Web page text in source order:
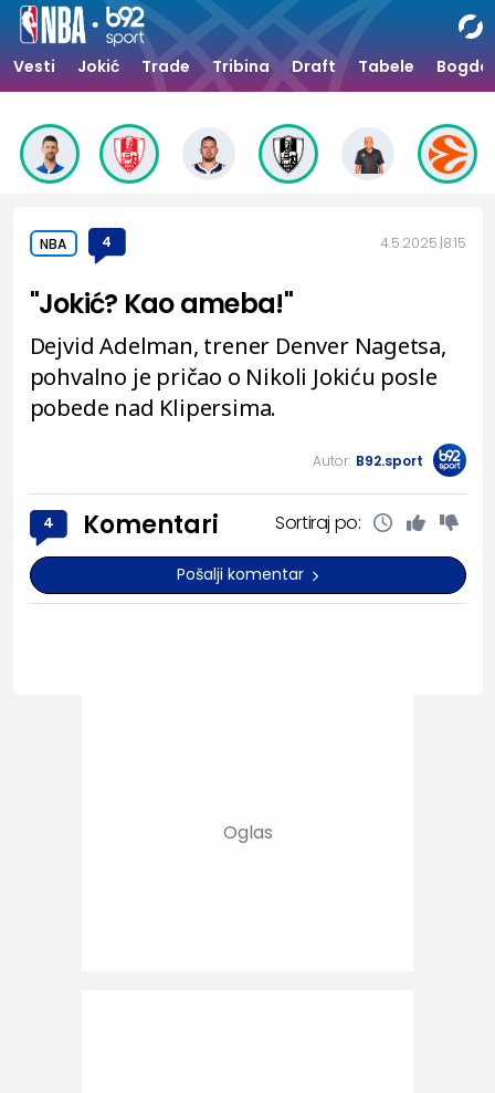
Vesti Jokić Trade Tribina Draft Tabele
NBA 4 4.5.2025. 8:15
"Jokić? Kao ameba!"
Dejvid Adelman, trener Denver Nagetsa,
pohvalno je pričao o Nikoli Jokiću posle
pobede nad Klipersima.
Autor: B92.sport
4 Komentari Sortiraj po:
Pošalji komentar